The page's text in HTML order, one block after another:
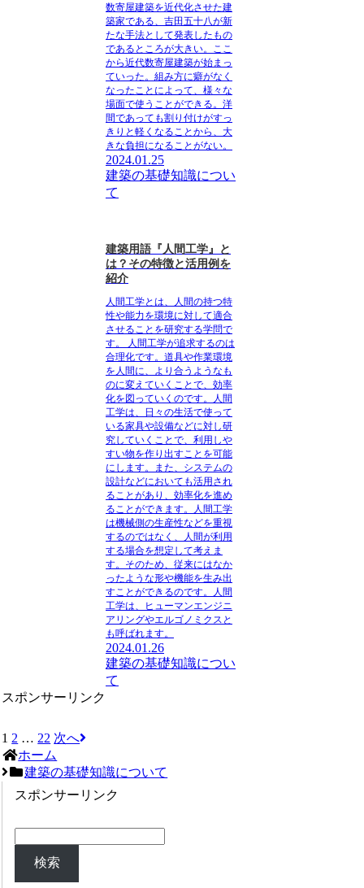
数寄屋建築を近代化させた建
築家である、吉田五十八が新
たな手法として発表したもの
であるところが大きい。ここ
から近代数寄屋建築が始まっ
ていった。組み方に癖がなく
なったことによって、様々な
場面で使うことができる。洋
間であっても割り付けがすっ
きりと軽くなることから、大
きな負担になることがない。
2024.01.25
建築の基礎知識につい
て
建築用語『人間工学』と
は？その特徴と活用例を
紹介
人間工学とは、人間の持つ特
性や能力を環境に対して適合
させることを研究する学問で
す。
人間工学が追求するのは
合理化です。道具や作業環境
を人間に、より合うようなも
のに変えていくことで、効率
化を図っていくのです。人間
工学は、日々の生活で使って
いる家具や設備などに対し研
究していくことで、利用しや
すい物を作り出すことを可能
にします。また、システムの
設計などにおいても活用され
ることがあり、効率化を進め
ることができます。人間工学
は機械側の生産性などを重視
するのではなく、人間が利用
する場合を想定して考えま
す。そのため、従来にはなか
ったような形や機能を生み出
すことができるのです。人間
工学は、ヒューマンエンジニ
アリングやエルゴノミクスと
も呼ばれます。
2024.01.26
建築の基礎知識につい
て
スポンサーリンク
1 2 … 22 次へ
ホーム
建築の基礎知識について
スポンサーリンク
検索